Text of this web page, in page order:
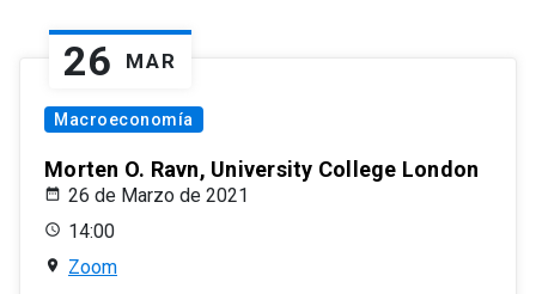
26 MAR
Macroeconomía
Morten O. Ravn, University College London
26 de Marzo de 2021
14:00
Zoom